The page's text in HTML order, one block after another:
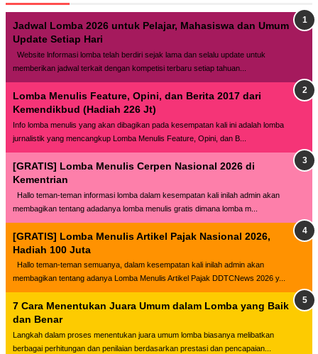
Jadwal Lomba 2026 untuk Pelajar, Mahasiswa dan Umum
Update Setiap Hari
Website lnformasi lomba telah berdiri sejak lama dan selalu update untuk
memberikan jadwal terkait dengan kompetisi terbaru setiap tahuan...
Lomba Menulis Feature, Opini, dan Berita 2017 dari
Kemendikbud (Hadiah 226 Jt)
Info lomba menulis yang akan dibagikan pada kesempatan kali ini adalah lomba
jurnalistik yang mencangkup Lomba Menulis Feature, Opini, dan B...
[GRATIS] Lomba Menulis Cerpen Nasional 2026 di
Kementrian
Hallo teman-teman informasi lomba dalam kesempatan kali inilah admin akan
membagikan tentang adadanya lomba menulis gratis dimana lomba m...
[GRATIS] Lomba Menulis Artikel Pajak Nasional 2026,
Hadiah 100 Juta
Hallo teman-teman semuanya, dalam kesempatan kali inilah admin akan
membagikan tentang adanya Lomba Menulis Artikel Pajak DDTCNews 2026 y...
7 Cara Menentukan Juara Umum dalam Lomba yang Baik
dan Benar
Langkah dalam proses menentukan juara umum lomba biasanya melibatkan
berbagai perhitungan dan penilaian berdasarkan prestasi dan pencapaian...